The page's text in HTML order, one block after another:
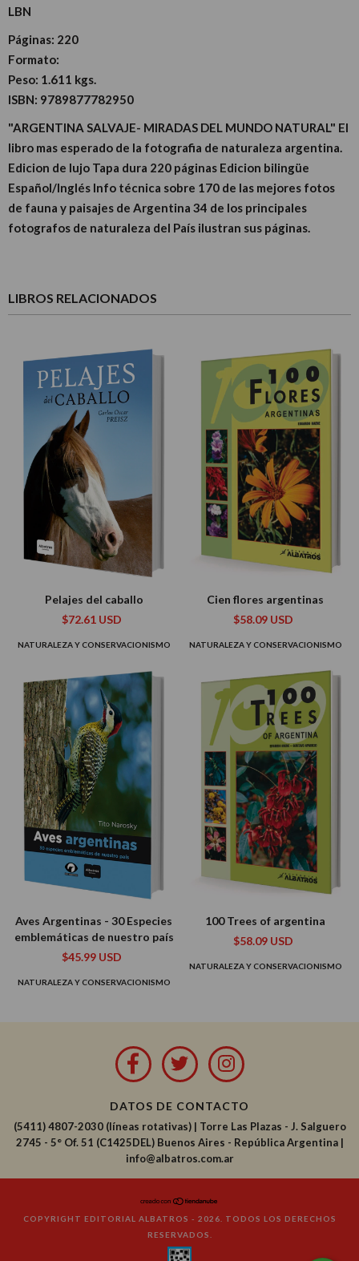
LBN
Páginas: 220
Formato:
Peso: 1.611 kgs.
ISBN: 9789877782950
"ARGENTINA SALVAJE- MIRADAS DEL MUNDO NATURAL" El
libro mas esperado de la fotografia de naturaleza argentina.
Edicion de lujo Tapa dura 220 páginas Edicion bilingüe
Español/Inglés Info técnica sobre 170 de las mejores fotos
de fauna y paisajes de Argentina 34 de los principales
fotografos de naturaleza del País ilustran sus páginas.
LIBROS RELACIONADOS
Pelajes del caballo
$72.61 USD
NATURALEZA Y CONSERVACIONISMO
Cien flores argentinas
$58.09 USD
NATURALEZA Y CONSERVACIONISMO
Aves Argentinas - 30 Especies
emblemáticas de nuestro país
$45.99 USD
NATURALEZA Y CONSERVACIONISMO
100 Trees of argentina
$58.09 USD
NATURALEZA Y CONSERVACIONISMO
DATOS DE CONTACTO
(5411) 4807-2030 (líneas rotativas)| Torre Las Plazas - J. Salguero
2745 - 5° Of. 51 (C1425DEL) Buenos Aires - República Argentina |
info@albatros.com.ar
COPYRIGHT EDITORIAL ALBATROS - 2026. TODOS LOS DERECHOS
RESERVADOS.